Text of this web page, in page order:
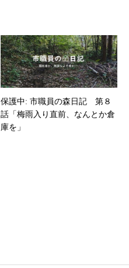
保護中: 市職員の森日記 第８
話「梅雨入り直前、なんとか倉
庫を」